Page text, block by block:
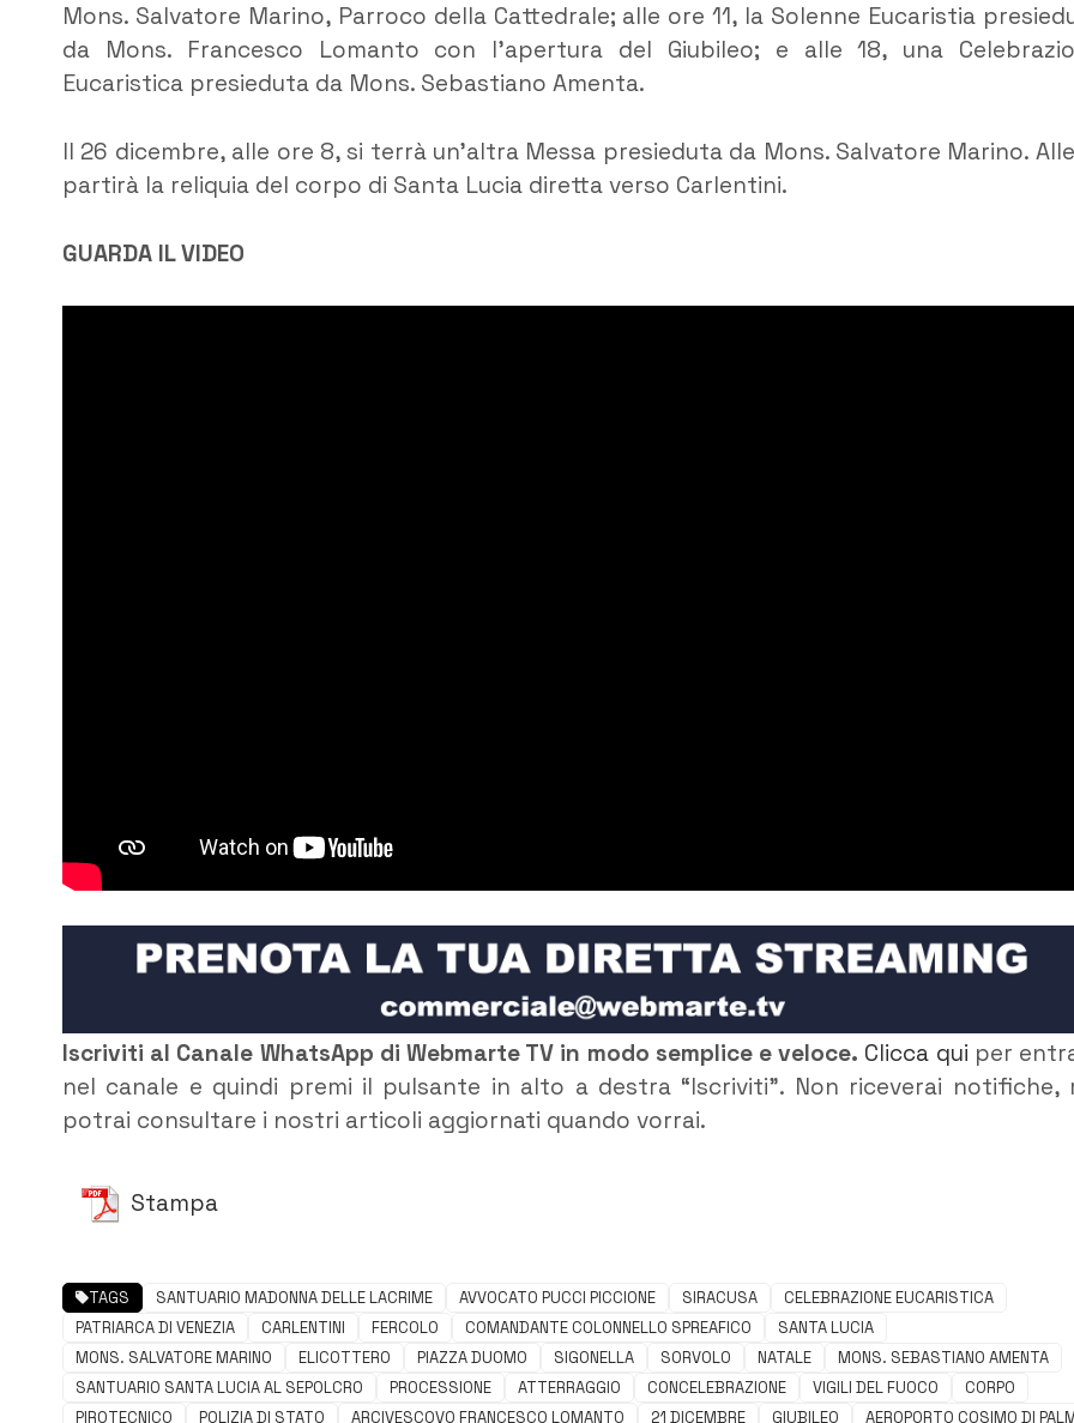
Mons. Salvatore Marino, Parroco della Cattedrale; alle ore 11, la Solenne Eucaristia
da Mons. Francesco Lomanto con l’apertura del Giubileo; e alle 18, una
Eucaristica presieduta da Mons. Sebastiano Amenta.
Il 26 dicembre, alle ore 8, si terrà un’altra Messa presieduta da Mons. Salvatore Marino.
partirà la reliquia del corpo di Santa Lucia diretta verso Carlentini.
GUARDA IL VIDEO
Iscriviti al Canale WhatsApp di Webmarte TV in modo semplice e veloce. Clicca qui per
nel canale e quindi premi il pulsante in alto a destra “Iscriviti”. Non riceverai notifiche,
potrai consultare i nostri articoli aggiornati quando vorrai.
Stampa
TAGS SANTUARIO MADONNA DELLE LACRIME AVVOCATO PUCCI PICCIONE SIRACUSA
CELEBRAZIONE EUCARISTICA
PATRIARCA DI VENEZIA
CARLENTINI FERCOLO COMANDANTE COLONNELLO SPREAFICO
SANTA LUCIA
MONS. SALVATORE MARINO
ELICOTTERO PIAZZA DUOMO SIGONELLA SORVOLO NATALE
MONS. SEBASTIANO AMENTA
SANTUARIO SANTA LUCIA AL SEPOLCRO
PROCESSIONE ATTERRAGGIO CONCELEBRAZIONE VIGILI DEL FUOCO
CORPO
PIROTECNICO
POLIZIA DI STATO ARCIVESCOVO FRANCESCO LOMANTO 21 DICEMBRE GIUBILEO AEROPORTO COSIMO DI